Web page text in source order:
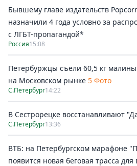
Бывшему главе издательств
назначили 4 года условно за
с ЛГБТ-пропагандой*
Россия15:08
Петербуржцы съели 60,5 кг
на Московском рынке 5 Фото
С.Петербург14:22
В Сестрорецке восстанавливают
С.Петербург13:36
ВТБ: на Петербургском марафоне
появится новая беговая трасса